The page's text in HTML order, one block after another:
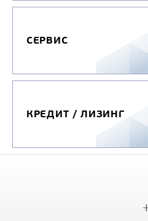
СЕРВИС
КРЕДИТ / ЛИЗИНГ